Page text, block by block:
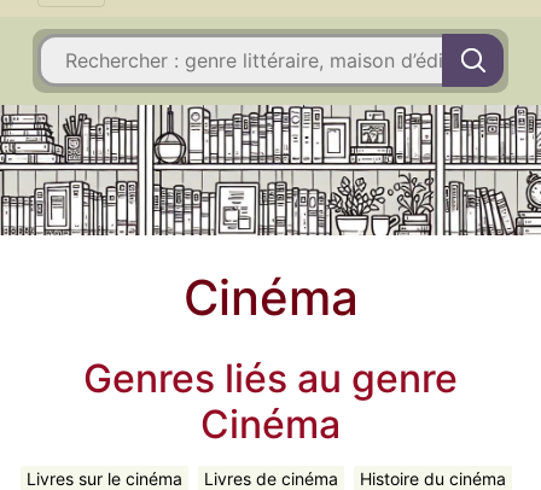
Cinéma
Genres liés au genre
Cinéma
Livres sur le cinéma Livres de cinéma
Histoire du cinéma